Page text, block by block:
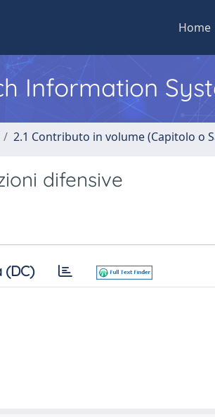
Home
Information
2.1 Contributo in volume (Capitolo o
difensive
(DC)